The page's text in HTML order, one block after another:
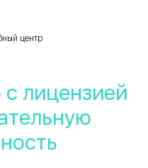
центр
лицензией